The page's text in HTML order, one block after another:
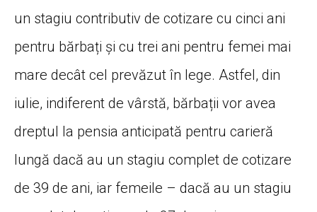
un stagiu contributiv de cotizare cu cinci ani
pentru bărbați și cu trei ani pentru femei mai
mare decât cel prevăzut în lege. Astfel, din
iulie, indiferent de vârstă, bărbații vor avea
dreptul la pensia anticipată pentru carieră
lungă dacă au un stagiu complet de cotizare
de 39 de ani, iar femeile – dacă au un stagiu